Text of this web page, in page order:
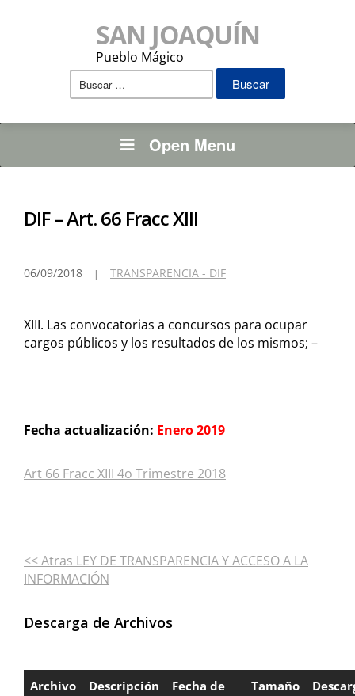
SAN JOAQUÍN
Pueblo Mágico
Buscar:
Open Menu
DIF – Art. 66 Fracc XIII
06/09/2018 TRANSPARENCIA - DIF
XIII. Las convocatorias a concursos para ocupar
cargos públicos y los resultados de los mismos; –
Fecha actualización: Enero 2019
Art 66 Fracc XIII 4o Trimestre 2018
<< Atras LEY DE TRANSPARENCIA Y ACCESO A LA
INFORMACIÓN
Descarga de Archivos
Archivo Descripción
Fecha de
Tamaño